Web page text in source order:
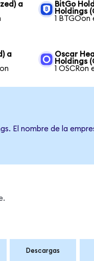
a
BitGo
Holdings
1
a
Oscar
Holdings
1 OSCRon
El nombre de la
Descargas